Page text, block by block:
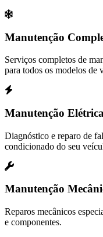
Manutenção
Serviços completos de
para todos os modelos de
Manutenção Elétrica
Diagnóstico e reparo de
condicionado do seu
Manutenção
Reparos mecânicos
e componentes.